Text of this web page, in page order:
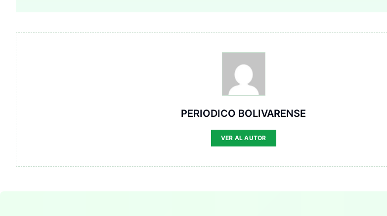
PERIODICO BOLIVARENSE
VER AL AUTOR